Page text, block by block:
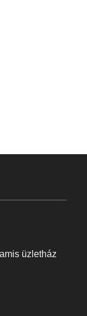
üzletház